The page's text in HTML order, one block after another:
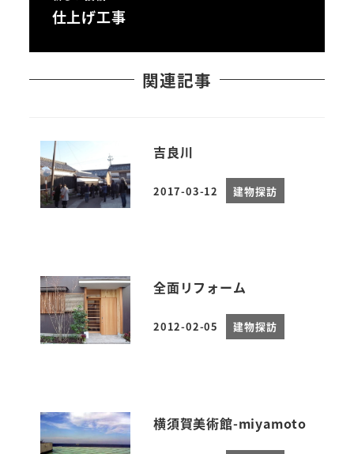
仕上げ工事
関連記事
吉良川
投稿日
2017-03-12 建物探訪
全面リフォーム
投稿日
2012-02-05 建物探訪
横須賀美術館-miyamoto